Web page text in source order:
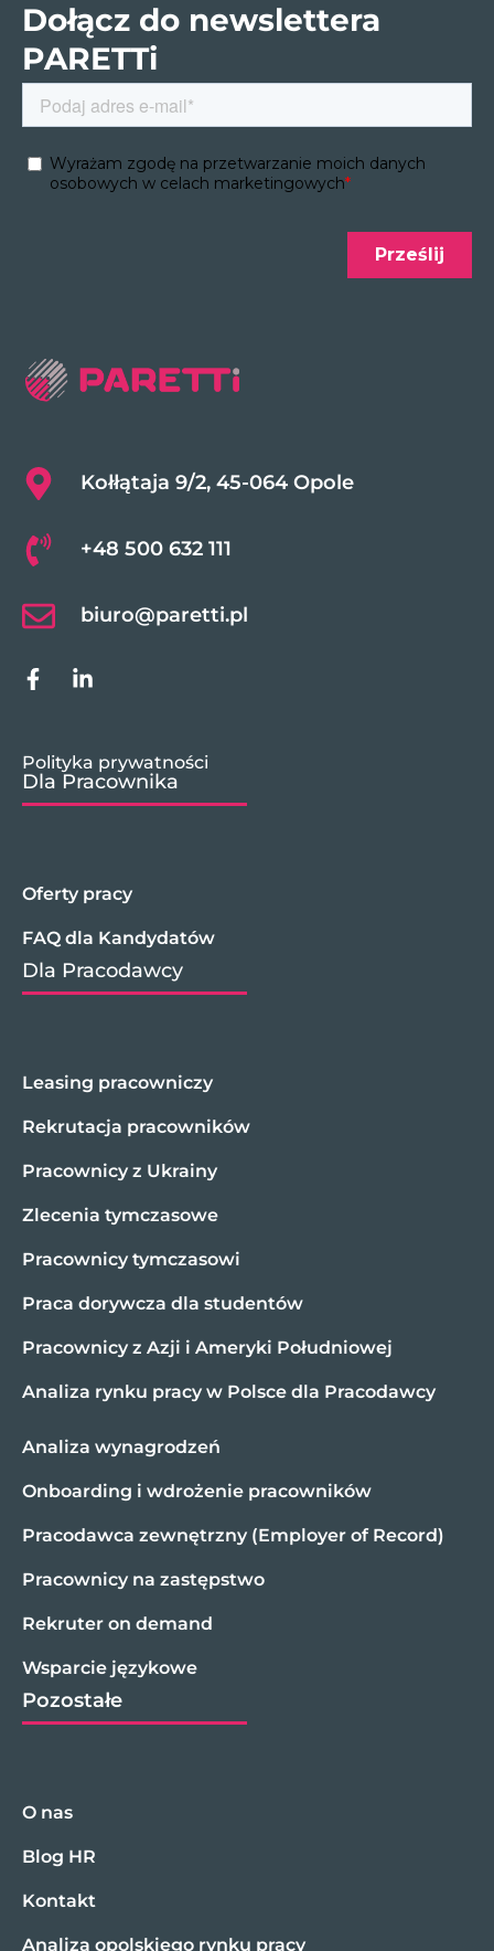
Dołącz do newslettera
PARETTi
Kołłątaja 9/2, 45-064 Opole
+48 500 632 111
biuro@paretti.pl
Polityka prywatności
Dla Pracownika
Oferty pracy
FAQ dla Kandydatów
Dla Pracodawcy
Leasing pracowniczy
Rekrutacja pracowników
Pracownicy z Ukrainy
Zlecenia tymczasowe
Pracownicy tymczasowi
Praca dorywcza dla studentów
Pracownicy z Azji i Ameryki Południowej
Analiza rynku pracy w Polsce dla Pracodawcy
Analiza wynagrodzeń
Onboarding i wdrożenie pracowników
Pracodawca zewnętrzny (Employer of Record)
Pracownicy na zastępstwo
Rekruter on demand
Wsparcie językowe
Pozostałe
O nas
Blog HR
Kontakt
Analiza opolskiego rynku pracy